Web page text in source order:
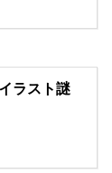
ラスト謎